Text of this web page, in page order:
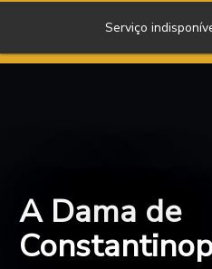
Serviço
A Dama de